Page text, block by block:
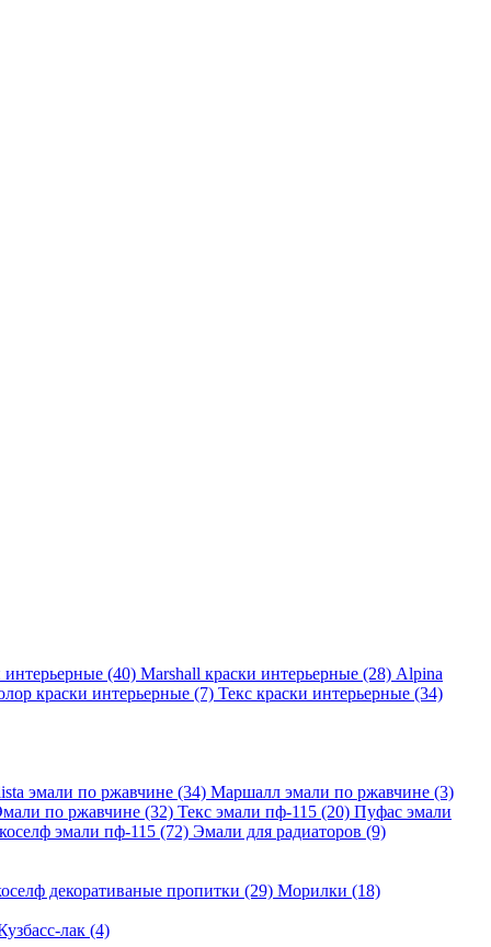
интерьерные (40) Marshall краски интерьерные (28) Alpina
краски интерьерные (7) Текс краски интерьерные (34)
эмали по ржавчине (34) Маршалл эмали по ржавчине (3)
по ржавчине (32) Текс эмали пф-115 (20) Пуфас эмали
эмали пф-115 (72) Эмали для радиаторов (9)
декоративаные пропитки (29) Морилки (18)
лак (4)